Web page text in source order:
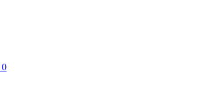
0